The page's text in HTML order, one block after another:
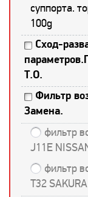
суппорта.
100g
Сход-
Т.О.
Фильтр
Замена.
фильтр
J11E
фильтр
T32 SAKURA